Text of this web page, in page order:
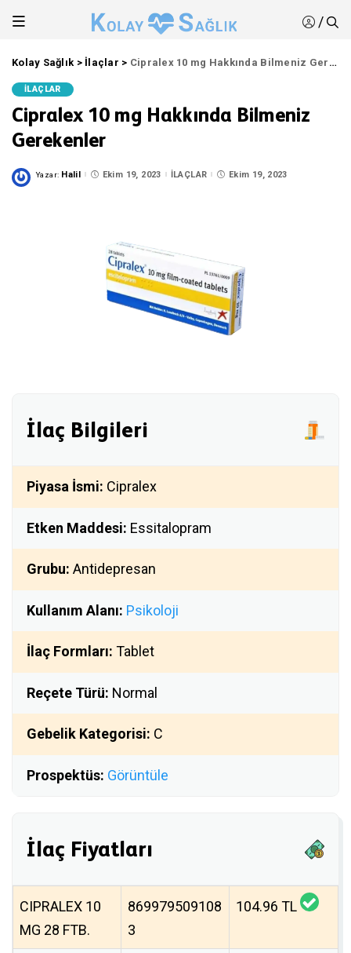
/
Kolay Sağlık> İlaçlar > Cipralex 10 mg Hakkında Bilmeniz Gerekenler
İLAÇLAR
Cipralex 10 mg Hakkında Bilmeniz
Gerekenler
Posted
Yazar: Halil Ekim 19, 2023 İLAÇLAR Ekim 19, 2023
İlaç Bilgileri
Piyasa İsmi: Cipralex
Etken Maddesi: Essitalopram
Grubu: Antidepresan
Kullanım Alanı: Psikoloji
İlaç Formları: Tablet
Reçete Türü: Normal
Gebelik Kategorisi: C
Prospektüs: Görüntüle
İlaç Fiyatları
CIPRALEX 10
MG 28 FTB.
869979509108
3
104.96 TL